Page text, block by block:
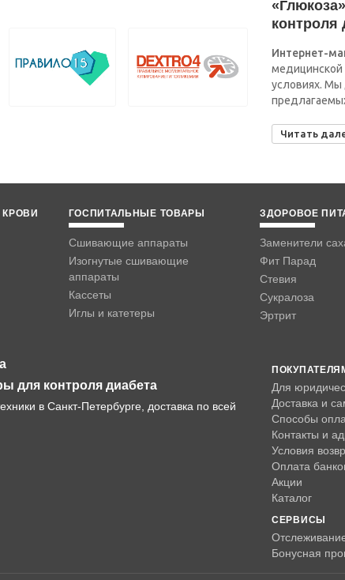
контроля
Интернет-
медицинской
условиях. Мы
Читать
ГОСПИТАЛЬНЫЕ ТОВАРЫ
Сшивающие аппараты
Изогнутые сшивающие
аппараты
Кассеты
Иглы и катетеры
ЗДОРОВОЕ
Заменители
Фит Парад
Стевия
Сукралоза
Эртрит
для контроля диабета
в Санкт-Петербурге, доставка по всей
Для
Доставка и
Способы
Контакты и
Условия
Оплата
Акции
Каталог
СЕРВИСЫ
Бонусная